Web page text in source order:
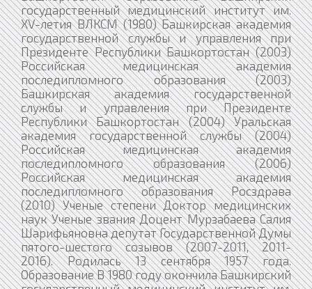
государственный медицинский институт им.
XV-летия ВЛКСМ (1980) Башкирская академия
государственной службы и управления при
Президенте Республики Башкортостан (2003)
Российская медицинская академия
последипломного образования (2003)
Башкирская академия государственной
службы и управления при Президенте
Республики Башкортостан (2004) Уральская
академия государственной службы (2004)
Российская медицинская академия
последипломного образования (2006)
Российская медицинская академия
последипломного образования Росздрава
(2010) Ученые степени Доктор медицинских
наук Ученые звания Доцент Мурзабаева Салия
Шарифьяновна депутат Государственной Думы
пятого-шестого созывов (2007-2011, 2011-
2016). Родилась 13 сентября 1957 года.
Образование В 1980 году окончила Башкирский